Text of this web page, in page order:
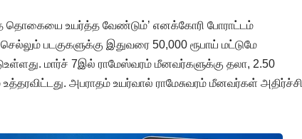
தொகையை உயர்த்த வேண்டும்’ எனக்கோரி போராட்டம்
படகுகளுக்கு இதுவரை 50,000 ரூபாய் மட்டுமே
மார்ச் 7இல் ராமேஸ்வரம் மீனவர்களுக்கு தலா, 2.50
அபராதம் உயர்வால் ராமேசுவரம் மீனவர்கள் அதிர்ச்சி